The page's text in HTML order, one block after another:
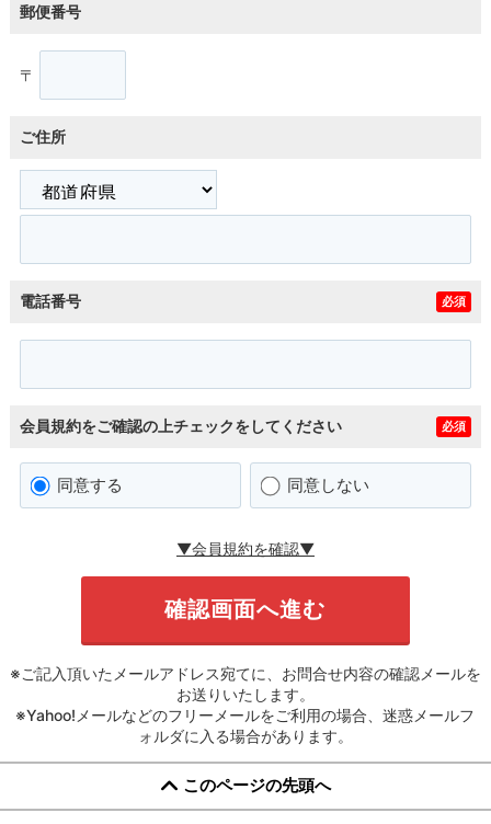
郵便番号
〒
ご住所
電話番号 必須
会員規約をご確認の上チェックをしてください 必須
同意する 同意しない
▼会員規約を確認▼
※ご記入頂いたメールアドレス宛てに、お問合せ内容の確認メールを
お送りいたします。
※Yahoo!メールなどのフリーメールをご利用の場合、迷惑メールフ
ォルダに入る場合があります。
このページの先頭へ